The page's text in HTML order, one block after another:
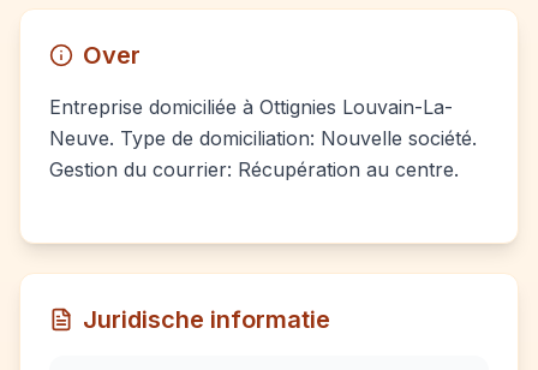
Over
Entreprise domiciliée à Ottignies Louvain-La-
Neuve. Type de domiciliation: Nouvelle société.
Gestion du courrier: Récupération au centre.
Juridische informatie